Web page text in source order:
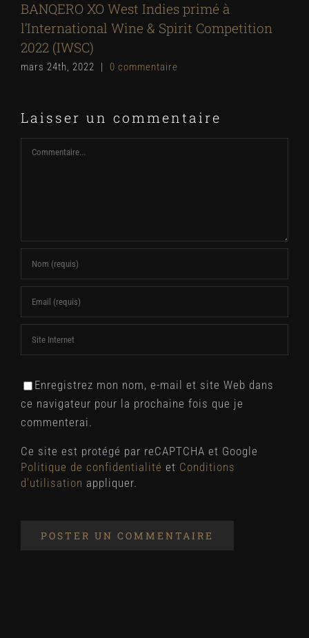
BANQERO XO West Indies primé à
l’International Wine & Spirit Competition
2022 (IWSC)
mars 24th, 2022 | 0 commentaire
Laisser un commentaire
Enregistrez mon nom, e-mail et site Web dans
ce navigateur pour la prochaine fois que je
commenterai.
Ce site est protégé par reCAPTCHA et Google
Politique de confidentialité et Conditions
d'utilisation appliquer.